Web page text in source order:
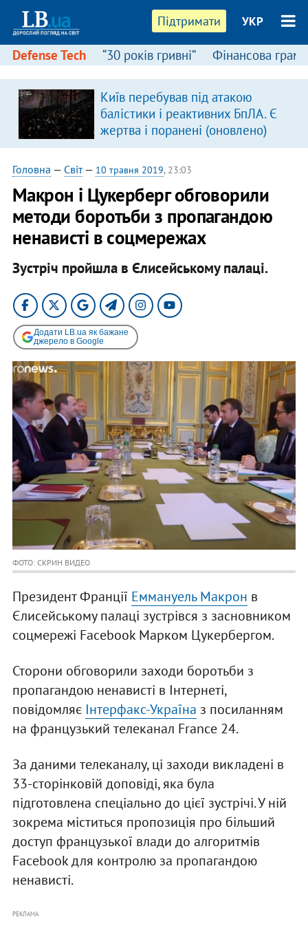
Підтримати УКР
Defense Tech “30 років гривні” Фінансова
Київ перебував під атакою
балістики і реактивних БпЛА. Є
жертва і поранені (оновлено)
Головна — Світ— 10 травня 2019, 23:03
Макрон і Цукерберг обговорили
методи боротьби з пропагандою
ненависті в соцмережах
Зустріч пройшла в Єлисейському палаці.
Додати LB.ua як бажане
джерело в Google
ФОТО: СКРИН ВИДЕО
Президент Франції Еммануель Макрон в
Єлисейському палаці зустрівся з засновником
соцмережі Facebook Марком Цукербергом.
Сторони обговорили заходи боротьби з
пропагандою ненависті в Інтернеті,
повідомляє Інтерфакс-Україна з посиланням
на французький телеканал France 24.
За даними телеканалу, ці заходи викладені в
33-сторінковій доповіді, яка була
підготовлена спеціально до цієї зустрічі. У ній
зокрема міститься пропозиція про більший
доступ французької влади до алгоритмів
Facebook для контролю за пропагандою
ненависті.
РЕКЛАМА